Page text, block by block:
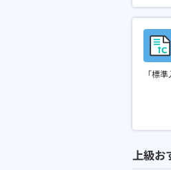
「標
上級お